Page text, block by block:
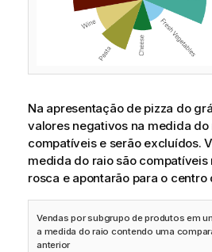
Na apresentação de pizza do
valores negativos na medida do
compatíveis e serão excluídos.
medida do raio são compatíveis
rosca e apontarão para o
Vendas por subgrupo de produtos em
a medida do raio contendo uma
anterior